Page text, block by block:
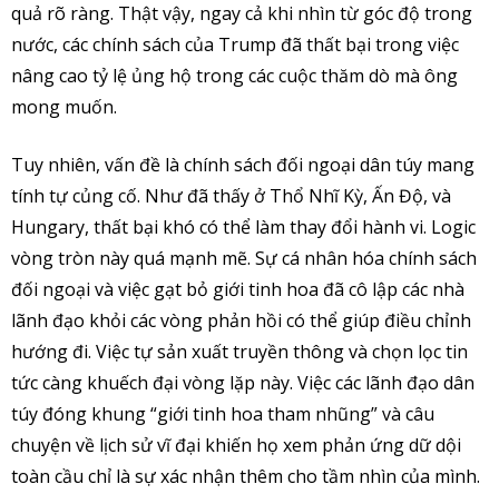
quả rõ ràng. Thật vậy, ngay cả khi nhìn từ góc độ trong
nước, các chính sách của Trump đã thất bại trong việc
nâng cao tỷ lệ ủng hộ trong các cuộc thăm dò mà ông
mong muốn.
Tuy nhiên, vấn đề là chính sách đối ngoại dân túy mang
tính tự củng cố. Như đã thấy ở Thổ Nhĩ Kỳ, Ấn Độ, và
Hungary, thất bại khó có thể làm thay đổi hành vi. Logic
vòng tròn này quá mạnh mẽ. Sự cá nhân hóa chính sách
đối ngoại và việc gạt bỏ giới tinh hoa đã cô lập các nhà
lãnh đạo khỏi các vòng phản hồi có thể giúp điều chỉnh
hướng đi. Việc tự sản xuất truyền thông và chọn lọc tin
tức càng khuếch đại vòng lặp này. Việc các lãnh đạo dân
túy đóng khung “giới tinh hoa tham nhũng” và câu
chuyện về lịch sử vĩ đại khiến họ xem phản ứng dữ dội
toàn cầu chỉ là sự xác nhận thêm cho tầm nhìn của mình.